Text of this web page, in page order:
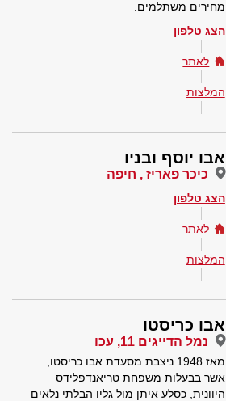
מחירים משתלמים.
הצג טלפון
לאתר
המלצות
אבו יוסף ובניו
כיכר פאריז , חיפה
הצג טלפון
לאתר
המלצות
אבו כריסטו
נמל הדייגים 11, עכו
מאז 1948 ניצבת מסעדת אבו כריסטו,
אשר בבעלות משפחת טריאנדפלידס
היוונית, כסלע איתן מול גליו הבלתי נלאים